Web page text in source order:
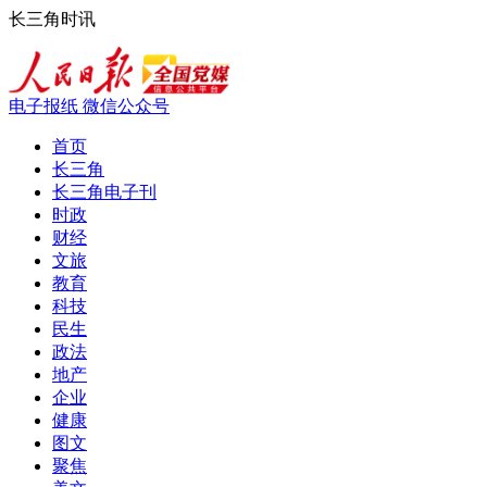
长三角时讯
电子报纸 微信公众号
首页
长三角
长三角电子刊
时政
财经
文旅
教育
科技
民生
政法
地产
企业
健康
图文
聚焦